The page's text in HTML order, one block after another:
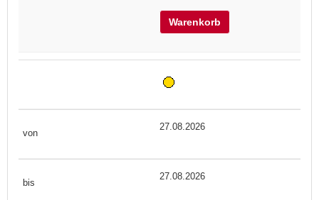
Warenkorb
27.08.2026
27.08.2026